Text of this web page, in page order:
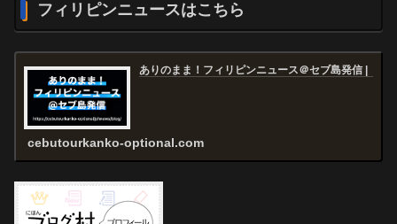
フィリピンニュースはこちら
ありのまま！フィリピンニュース＠セブ島発信 |
cebutourkanko-optional.com